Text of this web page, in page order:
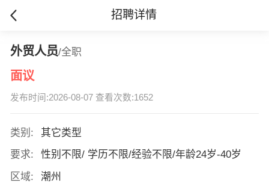
招聘详情
外贸人员/全职
面议
发布时间:2026-08-07 查看次数:1652
类别:
其它类型
要求:
性别不限/ 学历不限/经验不限/年龄24岁-40岁
区域:
潮州